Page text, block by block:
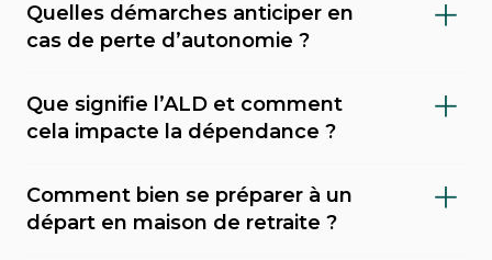
Quelles démarches anticiper en
cas de perte d’autonomie ?
dépendance (via le GIR), demander l’APA
(allocation personnalisée d’autonomie) au
conseil départemental, et envisager une
mesure de protection juridique (tutelle,
Que signifie l’ALD et comment
cela impacte la dépendance ?
reconnaissance médicale qui permet une
prise en charge à 100 % de certains soins par
Comment bien se préparer à un
départ en maison de retraite ?